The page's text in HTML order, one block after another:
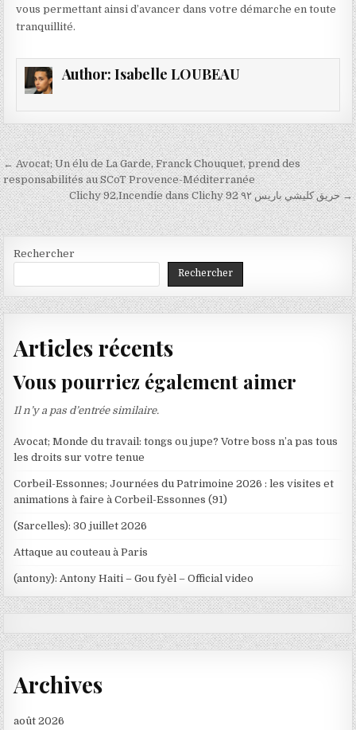
vous permettant ainsi d’avancer dans votre démarche en toute
tranquillité.
Author: Isabelle LOUBEAU
Navigation
de
l’article
← Avocat; Un élu de La Garde, Franck Chouquet, prend des
responsabilités au SCoT Provence-Méditerranée
Clichy 92,Incendie dans Clichy 92 حريق كليشي باريس ٩٢ →
Rechercher
Rechercher
Articles récents
Vous pourriez également aimer
Il n’y a pas d’entrée similaire.
Avocat; Monde du travail: tongs ou jupe? Votre boss n’a pas tous
les droits sur votre tenue
Corbeil-Essonnes; Journées du Patrimoine 2026 : les visites et
animations à faire à Corbeil-Essonnes (91)
(Sarcelles): 30 juillet 2026
Attaque au couteau à Paris
(antony): Antony Haiti – Gou fyèl – Official video
Archives
août 2026